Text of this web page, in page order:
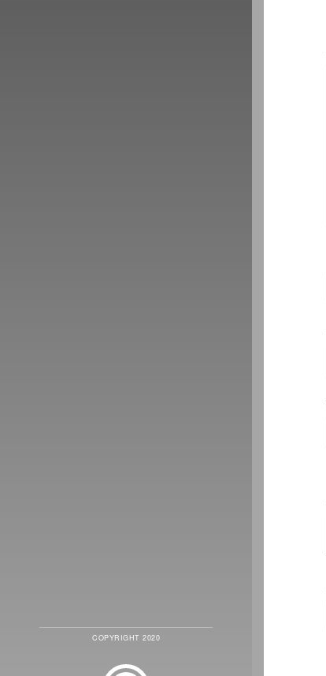
COPYRIGHT 2020